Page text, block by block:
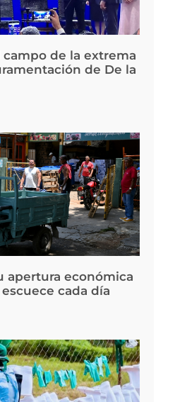
campo de la extrema
de De la
apertura económica
cada día